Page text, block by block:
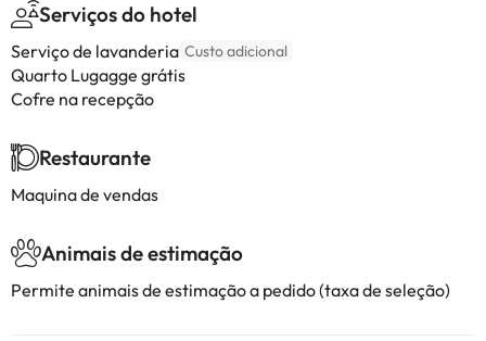
Serviços do hotel
Serviço de lavanderia Custo adicional
Quarto Lugagge grátis
Cofre na recepção
Restaurante
Maquina de vendas
Animais de estimação
Permite animais de estimação a pedido (taxa de seleção)